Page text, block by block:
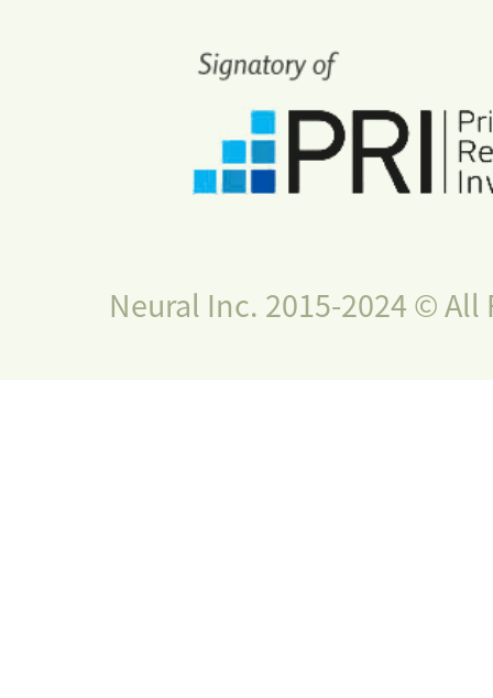
Neural Inc. 2015-2024 © All